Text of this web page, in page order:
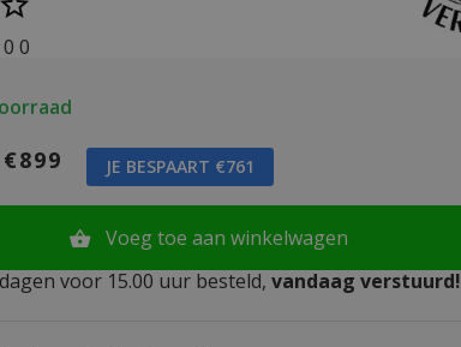
0 0
€899 JE BESPAART €761
Voeg toe aan winkelwagen
voor 15.00 uur besteld, vandaag verstuurd!